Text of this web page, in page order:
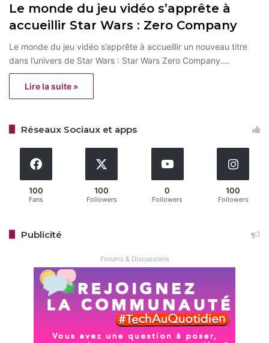
Le monde du jeu vidéo s’apprête à
accueillir Star Wars : Zero Company
Le monde du jeu vidéo s’apprête à accueillir un nouveau titre
dans l’univers de Star Wars : Star Wars Zero Company.…
Lire la suite »
Réseaux Sociaux et apps
100
Fans
100
Followers
0
Followers
100
Followers
Publicité
Forums & Discussions